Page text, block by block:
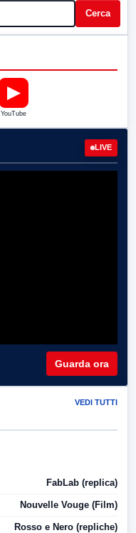
Cerca
▶
YouTube
LIVE
Guarda ora
VEDI TUTTI
FabLab (replica)
Nouvelle Vouge (Film)
Rosso e Nero (repliche)